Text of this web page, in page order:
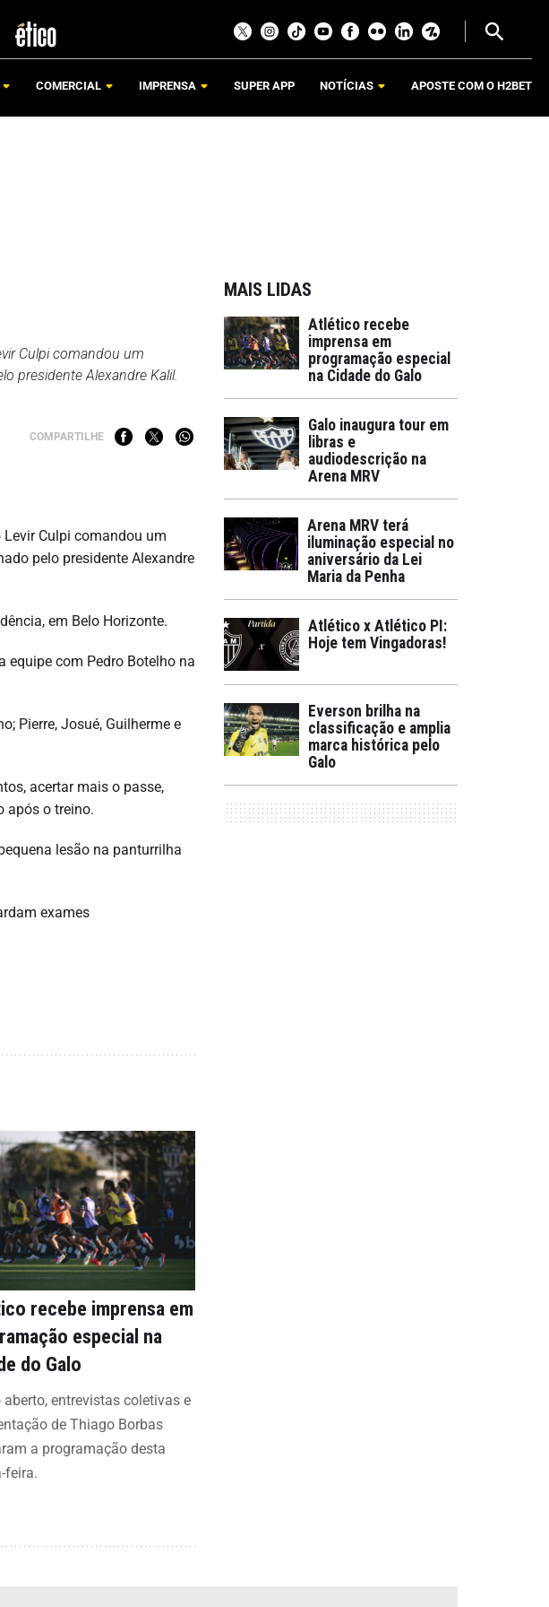
COMERCIAL IMPRENSA SUPER APP NOTÍCIAS APOSTE COM O H2BET
Culpi comandou um
presidente Alexandre Kalil.
COMPARTILHE
Culpi comandou um
pelo presidente Alexandre
em Belo Horizonte.
equipe com Pedro Botelho na
Pierre, Josué, Guilherme e
acertar mais o passe,
após o treino.
lesão na panturrilha
exames
recebe imprensa em
especial na
do Galo
aberto, entrevistas coletivas e
de Thiago Borbas
a programação desta
feira.
MAIS LIDAS
Atlético recebe
imprensa em
programação especial
na Cidade do Galo
Galo inaugura tour em
libras e
audiodescrição na
Arena MRV
Arena MRV terá
iluminação especial no
aniversário da Lei
Maria da Penha
Atlético x Atlético PI:
Hoje tem Vingadoras!
Everson brilha na
classificação e amplia
marca histórica pelo
Galo